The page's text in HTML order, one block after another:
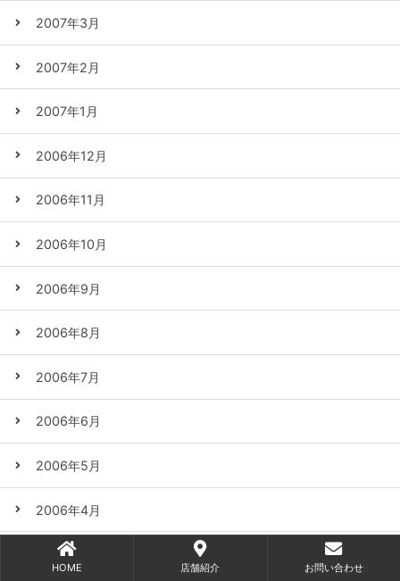
2007年3月
2007年2月
2007年1月
2006年12月
2006年11月
2006年10月
2006年9月
2006年8月
2006年7月
2006年6月
2006年5月
2006年4月
2006年3月
HOME 店舗紹介 お問い合わせ